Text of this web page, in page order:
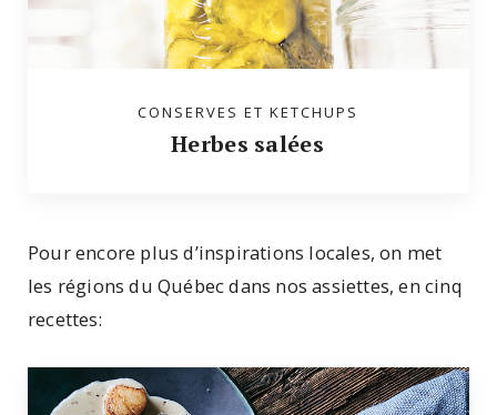
CONSERVES ET KETCHUPS
Herbes salées
Pour encore plus d’inspirations locales, on met
les régions du Québec dans nos assiettes, en cinq
recettes: